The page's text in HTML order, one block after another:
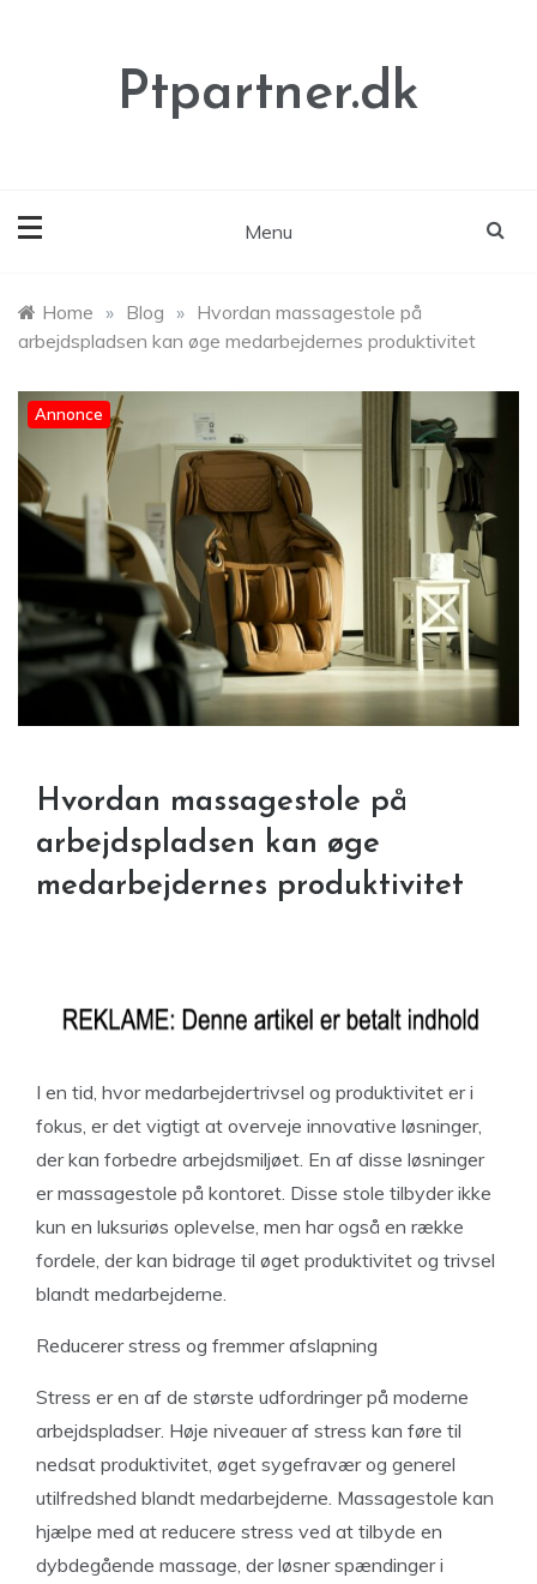
Ptpartner.dk
Menu
Home » Blog » Hvordan massagestole på
arbejdspladsen kan øge medarbejdernes produktivitet
Annonce
Hvordan massagestole på
arbejdspladsen kan øge
medarbejdernes produktivitet
I en tid, hvor medarbejdertrivsel og produktivitet er i
fokus, er det vigtigt at overveje innovative løsninger,
der kan forbedre arbejdsmiljøet. En af disse løsninger
er massagestole på kontoret. Disse stole tilbyder ikke
kun en luksuriøs oplevelse, men har også en række
fordele, der kan bidrage til øget produktivitet og trivsel
blandt medarbejderne.
Reducerer stress og fremmer afslapning
Stress er en af de største udfordringer på moderne
arbejdspladser. Høje niveauer af stress kan føre til
nedsat produktivitet, øget sygefravær og generel
utilfredshed blandt medarbejderne. Massagestole kan
hjælpe med at reducere stress ved at tilbyde en
dybdegående massage, der løsner spændinger i